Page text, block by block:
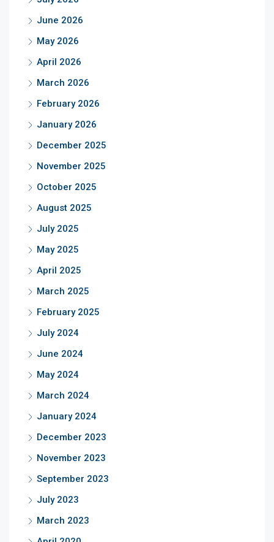
June 2026
May 2026
April 2026
March 2026
February 2026
January 2026
December 2025
November 2025
October 2025
August 2025
July 2025
May 2025
April 2025
March 2025
February 2025
July 2024
June 2024
May 2024
March 2024
January 2024
December 2023
November 2023
September 2023
July 2023
March 2023